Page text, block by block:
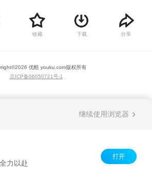
。儿歌多多，给孩子一个快乐的童年。
收藏 下载 分享
2026 优酷 youku.com版权所有
京ICP备06050721号-1
继续使用浏览器
力以赴
打开